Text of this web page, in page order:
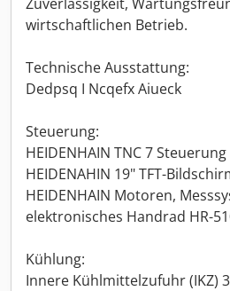
wirtschaftlichen Betrieb.
Technische Ausstattung:
Dedpsq I Ncqefx Aiueck
Steuerung:
HEIDENHAIN TNC 7 Steuerung
HEIDENAHIN 19" TFT-
HEIDENHAIN Motoren,
elektronisches Handrad HR-
Kühlung:
Innere Kühlmittelzufuhr (IKZ)